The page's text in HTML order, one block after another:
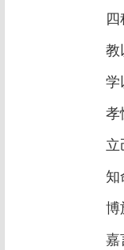
教
学
孝
立
知
博
嘉